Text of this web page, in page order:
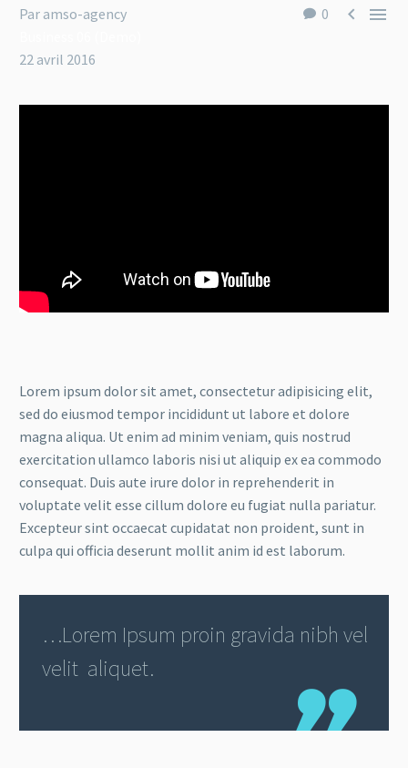
0  
Par amso-agency
22 avril 2016
Lorem ipsum dolor sit amet, consectetur adipisicing elit,
sed do eiusmod tempor incididunt ut labore et dolore
magna aliqua. Ut enim ad minim veniam, quis nostrud
exercitation ullamco laboris nisi ut aliquip ex ea commodo
consequat. Duis aute irure dolor in reprehenderit in
voluptate velit esse cillum dolore eu fugiat nulla pariatur.
Excepteur sint occaecat cupidatat non proident, sunt in
culpa qui officia deserunt mollit anim id est laborum.
…Lorem Ipsum proin gravida nibh vel
velit aliquet.